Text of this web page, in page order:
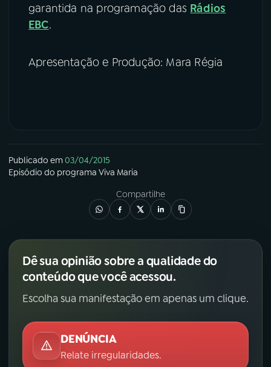
garantida na programação das Rádios
EBC.
Apresentação e Produção: Mara Régia
Publicado em03/04/2015
Episódio do programa Viva Maria
Compartilhe
Dê sua opinião sobre a qualidade do
conteúdo que você acessou.
Escolha sua manifestação em apenas um clique.
DENÚNCIA
Relate irregularidades.